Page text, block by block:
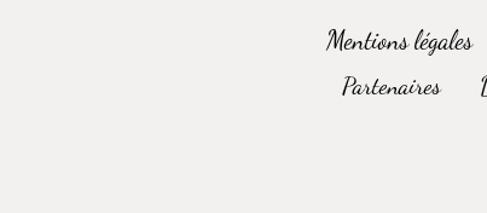
Mentions légales
Partenaires